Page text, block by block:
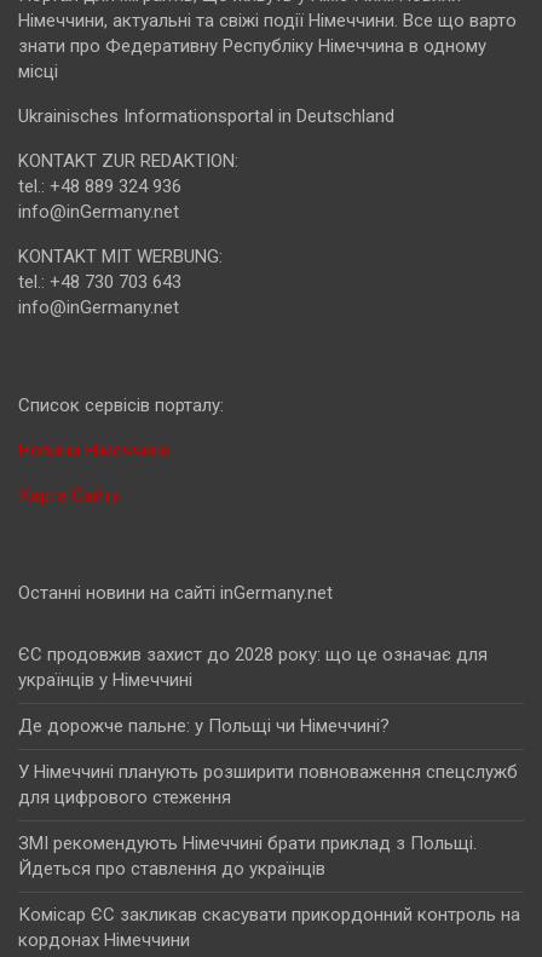
Німеччини, актуальні та свіжі події Німеччини. Все що варто
знати про Федеративну Республіку Німеччина в одному
місці
Ukrainisches Informationsportal in Deutschland
KONTAKT ZUR REDAKTION:
tel.: +48 889 324 936
info@inGermany.net
KONTAKT MIT WERBUNG:
tel.: +48 730 703 643
info@inGermany.net
Cписок сервісів порталу:
Новини Німеччини
Карта Сайту
Останні новини на сайті inGermany.net
ЄС продовжив захист до 2028 року: що це означає для
українців у Німеччині
Де дорожче пальне: у Польщі чи Німеччині?
У Німеччині планують розширити повноваження спецслужб
для цифрового стеження
ЗМІ рекомендують Німеччині брати приклад з Польщі.
Йдеться про ставлення до українців
Комісар ЄС закликав скасувати прикордонний контроль на
кордонах Німеччини